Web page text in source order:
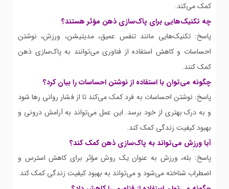
کمک می‌کند.
چه تکنیک‌هایی برای پاک‌سازی ذهن مؤثر هستند؟
پاسخ: تکنیک‌هایی مانند تنفس عمیق، مدیتیشن، ورزش، نوشتن
احساسات و کاهش استفاده از فناوری می‌توانند به پاک‌سازی ذهن
کمک کنند.
چگونه می‌توان با استفاده از نوشتن احساسات را بیان کرد؟
پاسخ: نوشتن احساسات به فرد کمک می‌کند تا از فشار روانی رها شود
و به درک بهتری از خود برسد. این عمل می‌تواند به آرامش درونی و
بهبود کیفیت زندگی کمک کند.
آیا ورزش می‌تواند به پاک‌سازی ذهن کمک کند؟
پاسخ: بله، ورزش به عنوان یک روش مؤثر برای کاهش استرس و
اضطراب شناخته می‌شود و می‌تواند به بهبود کیفیت زندگی کمک کند.